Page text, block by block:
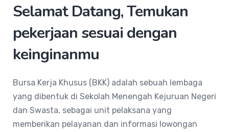
Selamat Datang, Temukan
pekerjaan sesuai dengan
keinginanmu
Bursa Kerja Khusus (BKK) adalah sebuah lembaga
yang dibentuk di Sekolah Menengah Kejuruan Negeri
dan Swasta, sebagai unit pelaksana yang
memberikan pelayanan dan informasi lowongan